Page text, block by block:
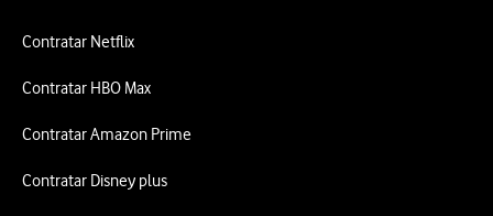
Contratar Netflix
Contratar HBO Max
Contratar Amazon Prime
Contratar Disney plus